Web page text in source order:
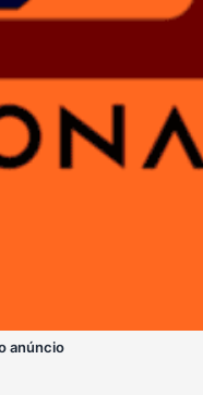
anúncio